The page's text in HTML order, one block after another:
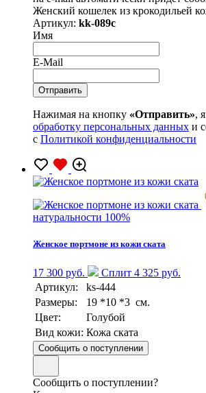
Женский кошелек из крокодильей
Артикул: kk-089c
Имя
E-Mail
Нажимая на кнопку «Отправить»,
обработку персональных данных и
с Политикой конфиденциальности
натуральности 100%
Женское портмоне из кожи ската
17 300 руб.
Сплит 4 325 руб.
Артикул:
ks-444
Размеры:
19 *10 *3 см.
Цвет:
Голубой
Вид кожи: Кожа ската
Сообщить о поступлении
Сообщить о поступлении?